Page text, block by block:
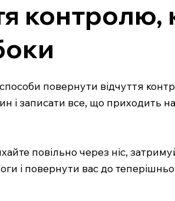
повернути відчуття
і записати все, що приходить
повільно через ніс,
і повернути вас до